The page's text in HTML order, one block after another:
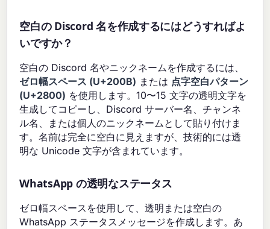
空白の Discord 名を作成するにはどうすればよ
いですか？
空白の Discord 名やニックネームを作成するには、
ゼロ幅スペース (U+200B) または 点字空白パターン
(U+2800) を使用します。10〜15 文字の透明文字を
生成してコピーし、Discord サーバー名、チャンネ
ル名、または個人のニックネームとして貼り付けま
す。名前は完全に空白に見えますが、技術的には透
明な Unicode 文字が含まれています。
WhatsApp の透明なステータス
ゼロ幅スペースを使用して、透明または空白の
WhatsApp ステータスメッセージを作成します。あ